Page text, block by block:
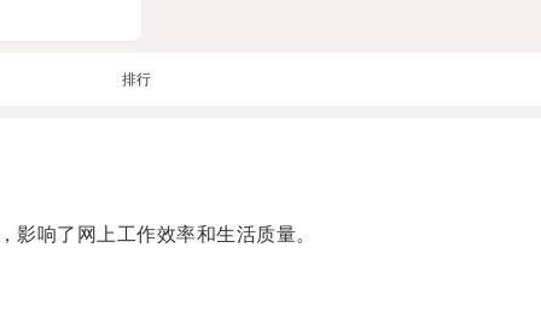
排行
响了网上工作效率和生活质量。